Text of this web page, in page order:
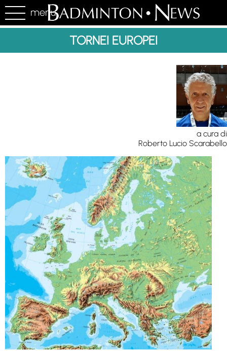
menu
TORNEI EUROPEI
a cura di
Roberto Lucio Scarabello